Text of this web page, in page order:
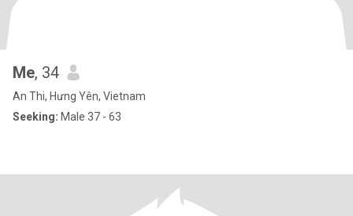
Me, 34
An Thi, Hưng Yên, Vietnam
Seeking: Male 37 - 63